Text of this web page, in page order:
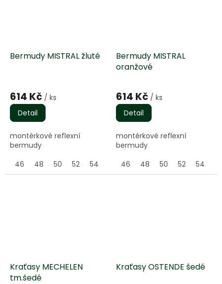
Bermudy MISTRAL žluté
hodnocení
produktu
je
5,0
5
hvězdiček.
614 Kč / ks
Detail
montérkové reflexní
bermudy
46
48 50 52 54 58 60 62 64
Bermudy MISTRAL
oranžové
hodnocení
produktu
je
5,0
5
hvězdiček.
614 Kč / ks
Detail
montérkové reflexní
bermudy
46
48 50 52 54
Kraťasy MECHELEN
tm.šedé
Kraťasy OSTENDE šedé